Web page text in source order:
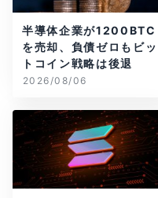
半導体企業が1200BTC
を売却、負債ゼロもビッ
トコイン戦略は後退
2026/08/06